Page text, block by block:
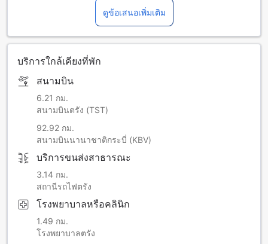
ดูข้อเสนอเพิ่มเติม
บริการใกล้เคียงที่พัก
สนามบิน
6.21 กม.
สนามบินตรัง (TST)
92.92 กม.
สนามบินนานาชาติกระบี่ (KBV)
บริการขนส่งสาธารณะ
3.14 กม.
สถานีรถไฟตรัง
โรงพยาบาลหรือคลินิก
1.49 กม.
โรงพยาบาลตรัง